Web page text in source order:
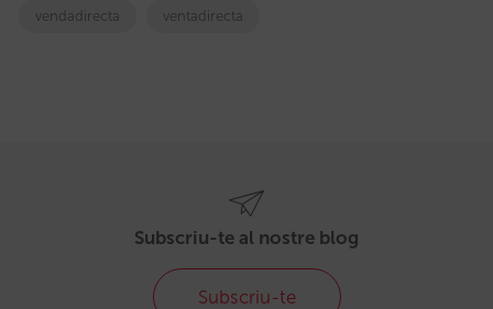
vendadirecta ventadirecta
Subscriu-te al nostre blog
Subscriu-te